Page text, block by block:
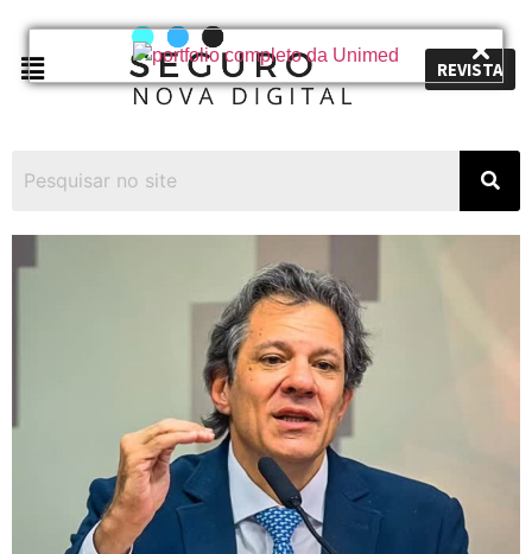
REVISTA